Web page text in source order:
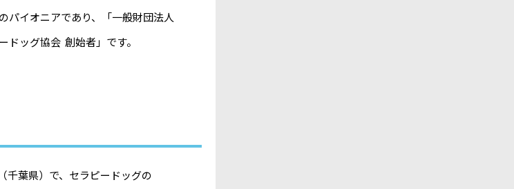
パイオニアであり、「一般財団法人
ドッグ協会 創始者」です。
千葉県）で、セラピードッグの